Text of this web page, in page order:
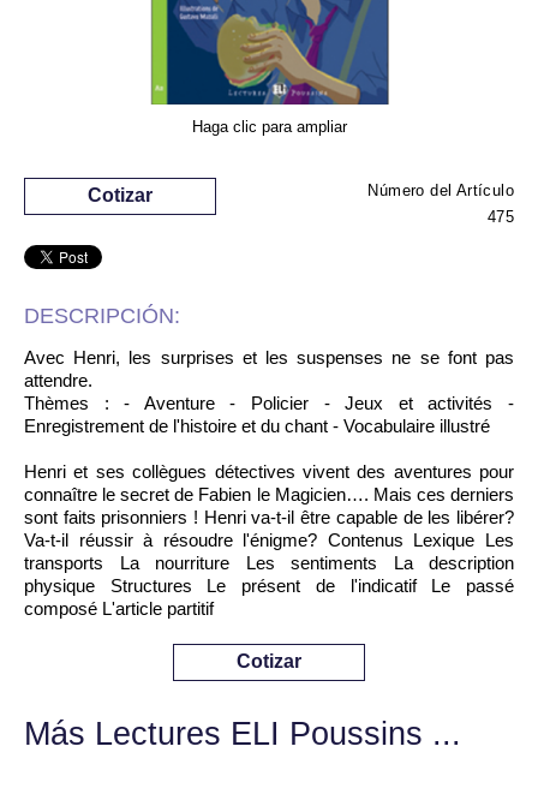
Haga clic para ampliar
Número del Artículo
475
Cotizar
DESCRIPCIÓN:
Avec Henri, les surprises et les suspenses ne se font pas
attendre.
Thèmes : - Aventure - Policier - Jeux et activités -
Enregistrement de l'histoire et du chant - Vocabulaire illustré
Henri et ses collègues détectives vivent des aventures pour
connaître le secret de Fabien le Magicien…. Mais ces derniers
sont faits prisonniers ! Henri va-t-il être capable de les libérer?
Va-t-il réussir à résoudre l'énigme? Contenus Lexique Les
transports La nourriture Les sentiments La description
physique Structures Le présent de l'indicatif Le passé
composé L'article partitif
Cotizar
Más Lectures ELI Poussins ...